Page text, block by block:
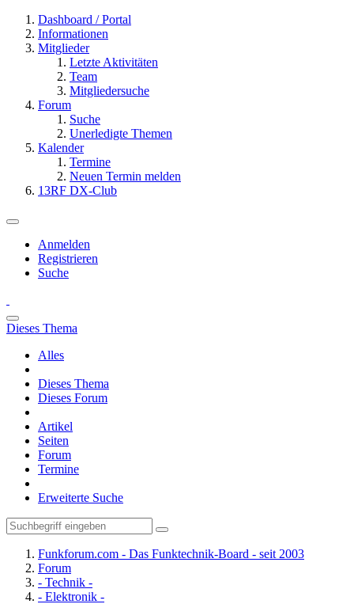
Dashboard / Portal
Informationen
Mitglieder
Letzte Aktivitäten
Team
Mitgliedersuche
Forum
Suche
Unerledigte Themen
Kalender
Termine
Neuen Termin melden
13RF DX-Club
Anmelden
Registrieren
Suche
Dieses Thema
Alles
Dieses Thema
Dieses Forum
Artikel
Seiten
Forum
Termine
Erweiterte Suche
Funkforum.com - Das Funktechnik-Board - seit 2003
Forum
- Technik -
- Elektronik -